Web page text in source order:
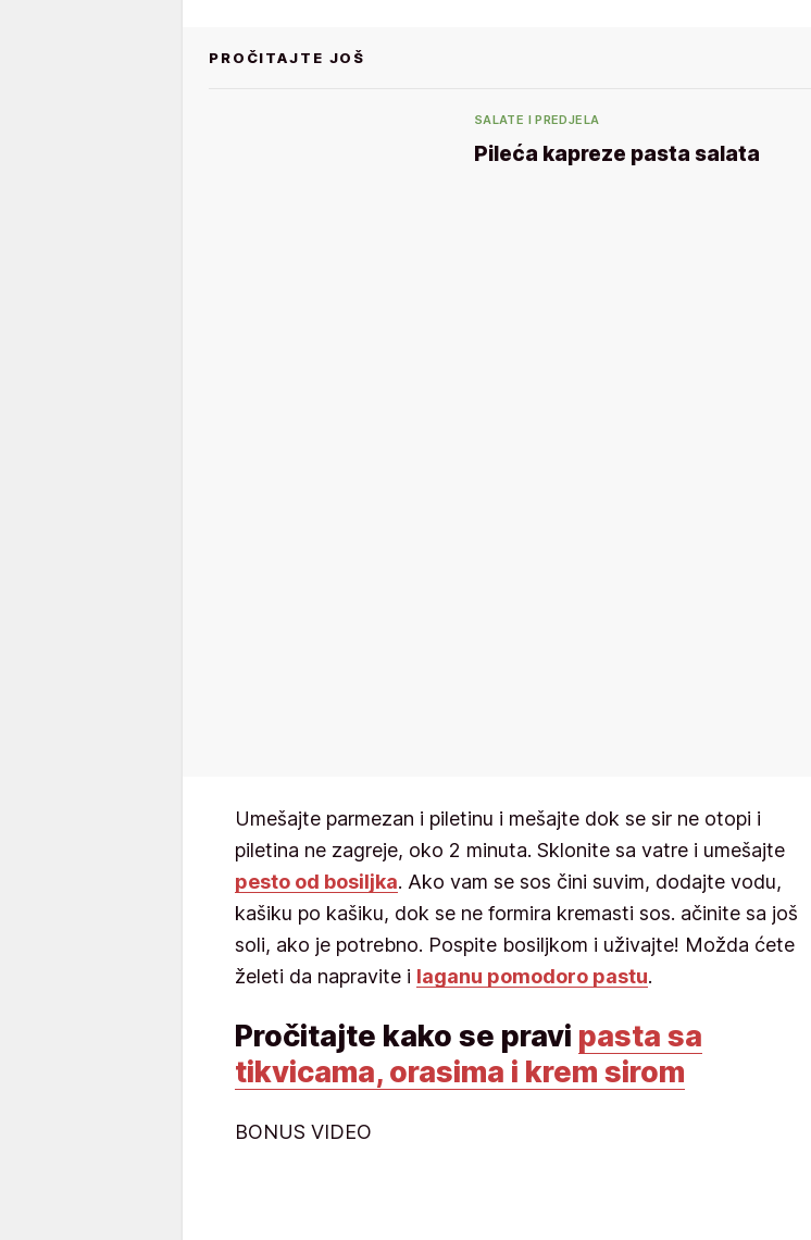
PROČITAJTE JOŠ
SALATE I PREDJELA
Pileća kapreze pasta salata
Umešajte parmezan i piletinu i mešajte dok se sir ne otopi i
piletina ne zagreje, oko 2 minuta. Sklonite sa vatre i umešajte
pesto od bosiljka. Ako vam se sos čini suvim, dodajte vodu,
kašiku po kašiku, dok se ne formira kremasti sos. ačinite sa još
soli, ako je potrebno. Pospite bosiljkom i uživajte! Možda ćete
želeti da napravite i laganu pomodoro pastu.
Pročitajte kako se pravi pasta sa
tikvicama, orasima i krem sirom
BONUS VIDEO